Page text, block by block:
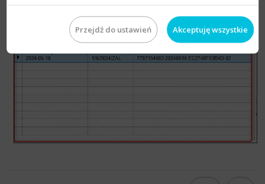
Przejdź do ustawień Akceptuję wszystkie